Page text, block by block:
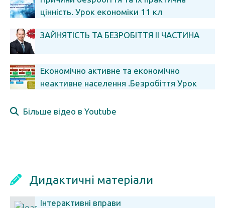
цінність. Урок економіки 11 кл
ЗАЙНЯТІСТЬ ТА БЕЗРОБІТТЯ ІІ ЧАСТИНА
Економічно активне та економічно
неактивне населення .Безробіття Урок
Більше відео в Youtube
Дидактичні матеріали
Інтерактивні вправи